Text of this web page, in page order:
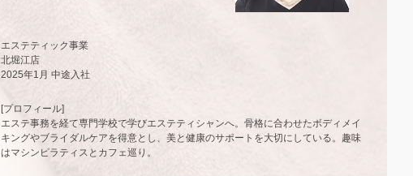
エステティック事業
北堀江店
2025年1月 中途入社
[プロフィール]
エステ事務を経て専門学校で学びエステティシャンへ。骨格に合わせたボディメイ
キングやブライダルケアを得意とし、美と健康のサポートを大切にしている。趣味
はマシンピラティスとカフェ巡り。